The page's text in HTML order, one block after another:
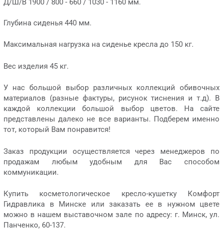
Глубина сиденья 440 мм.
Максимальная нагрузка на сиденье кресла до 150 кг.
Вес изделия 45 кг.
У нас большой выбор различных коллекций обивочных
материалов (разные фактуры, рисунок тиснения и т.д). В
каждой коллекции большой выбор цветов. На сайте
представлены далеко не все варианты. Подберем именно
тот, который Вам понравится!
Заказ продукции осуществляется через менеджеров по
продажам любым удобным для Вас способом
коммуникации.
Купить косметологическое кресло-кушетку Комфорт
Гидравлика в Минске или заказать ее в нужном цвете
можно в нашем выставочном зале по адресу: г. Минск, ул.
Панченко, 60-137.